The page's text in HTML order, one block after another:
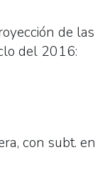
de las
del 2016:
con subt. en